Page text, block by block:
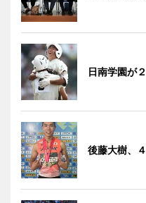
日南学園が
後藤大樹、